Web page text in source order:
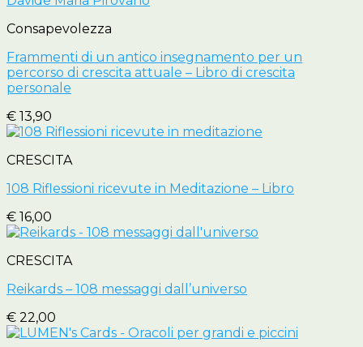
Consapevolezza
Frammenti di un antico insegnamento per un
percorso di crescita attuale – Libro di crescita
personale
€ 13,90
CRESCITA
108 Riflessioni ricevute in Meditazione – Libro
€ 16,00
CRESCITA
Reikards – 108 messaggi dall’universo
€ 22,00